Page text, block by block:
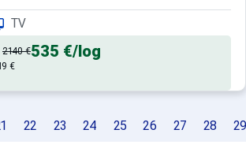
:
TV
2140 €535 €/log
€
22 23 24 25 26 27 28 29